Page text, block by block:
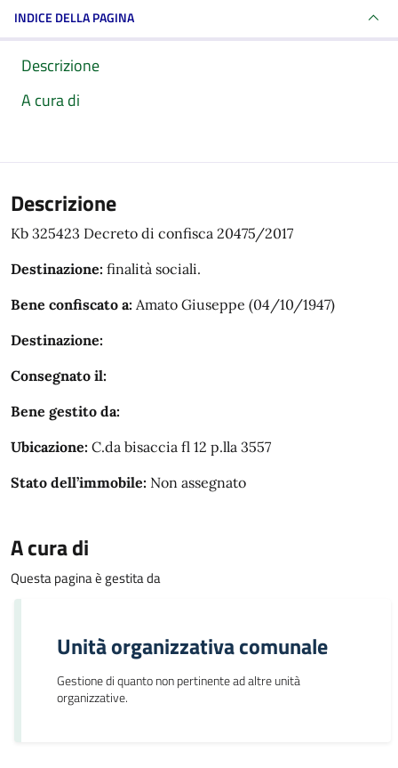
INDICE DELLA PAGINA
Descrizione
A cura di
Descrizione
Kb 325423 Decreto di confisca 20475/2017
Destinazione: finalità sociali.
Bene confiscato a: Amato Giuseppe (04/10/1947)
Destinazione:
Consegnato il:
Bene gestito da:
Ubicazione: C.da bisaccia fl 12 p.lla 3557
Stato dell’immobile: Non assegnato
A cura di
Questa pagina è gestita da
Unità organizzativa comunale
Gestione di quanto non pertinente ad altre unità
organizzative.